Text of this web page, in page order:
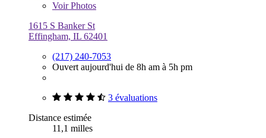
VoirPhotos
1615 S Banker St
Effingham, IL 62401
(217) 240-7053
Ouvert aujourd'hui de 8h am à 5h pm
3 évaluations
Distance estimée
11,1 milles